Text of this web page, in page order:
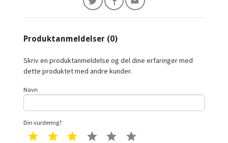
Produktanmeldelser (0)
Skriv en produktanmeldelse og del dine erfaringer med
dette produktet med andre kunder.
Navn
Din vurdering?
1 star 2 star 3 star 4 star 5 star